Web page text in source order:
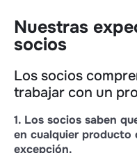
Nuestras
socios
Los socios
trabajar con un
1. Los socios saben
en cualquier producto
excepción.